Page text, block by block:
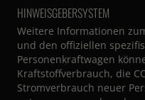
HINWEISGEBERSYSTEM
Weitere Informationen
und den offiziellen
Personenkraftwagen
Kraftstoffverbrauch, die
Stromverbrauch neuer